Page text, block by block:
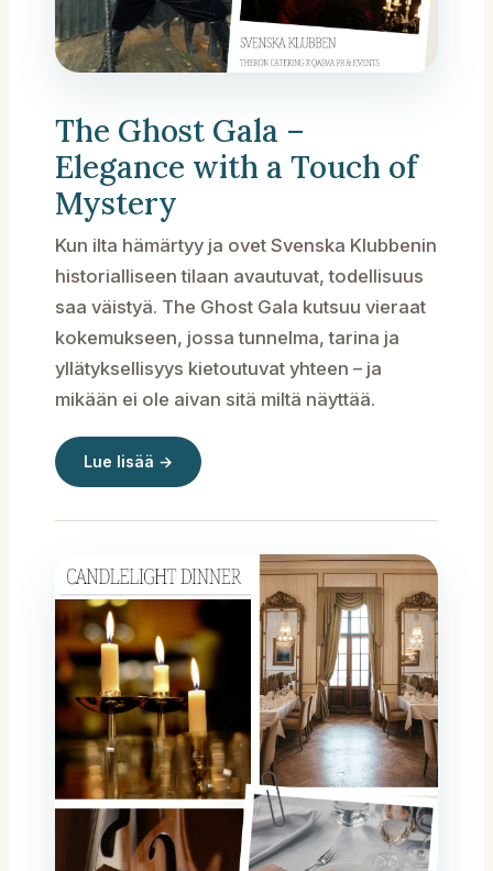
The Ghost Gala –
Elegance with a Touch of
Mystery
Kun ilta hämärtyy ja ovet Svenska Klubbenin
historialliseen tilaan avautuvat, todellisuus
saa väistyä. The Ghost Gala kutsuu vieraat
kokemukseen, jossa tunnelma, tarina ja
yllätyksellisyys kietoutuvat yhteen – ja
mikään ei ole aivan sitä miltä näyttää.
Lue lisää →